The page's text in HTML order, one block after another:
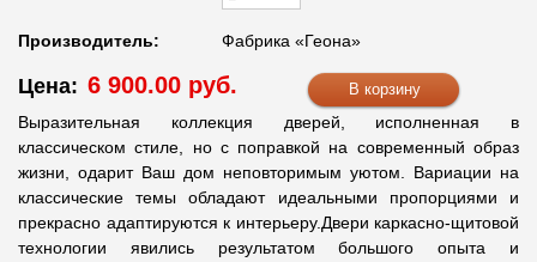
Производитель: Фабрика «Геона»
Цена: 6 900.00 руб.
Выразительная коллекция дверей, исполненная в
классическом стиле, но с поправкой на современный образ
жизни, одарит Ваш дом неповторимым уютом. Вариации на
классические темы обладают идеальными пропорциями и
прекрасно адаптируются к интерьеру.Двери каркасно-щитовой
технологии явились результатом большого опыта и